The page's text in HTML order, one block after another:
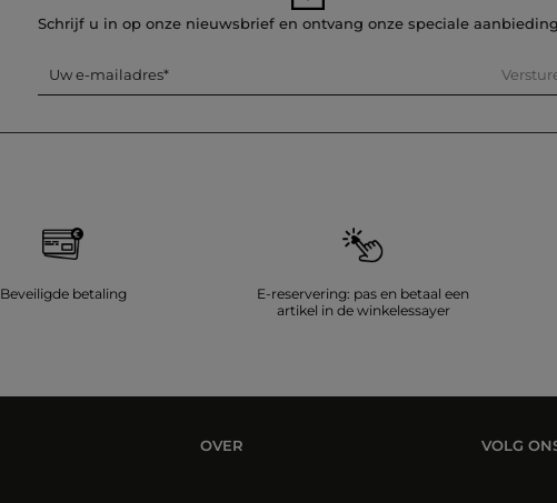
Schrijf u in op onze nieuwsbrief en ontvang onze speciale
Uw e-mailadres
Beveiligde betaling
E-reservering: pas en betaal een
artikel in de winkelessayer
OVER VOLG